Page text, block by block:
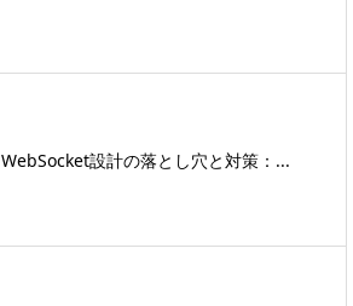
WebSocket設計の落とし穴と対策：...